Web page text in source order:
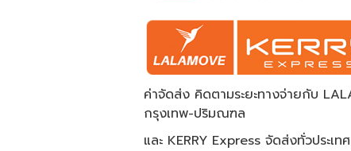
ค่าจัดส่ง คิดตามระยะทางจ่ายกับ
กรุงเทพ-ปริมณฑล
และ KERRY Express จัดส่งทั่วประเทศ